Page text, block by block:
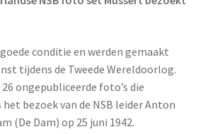
conditie en werden gemaakt
tijdens de Tweede Wereldoorlog.
ongepubliceerde foto’s die
bezoek van de NSB leider Anton
(De Dam) op 25 juni 1942.